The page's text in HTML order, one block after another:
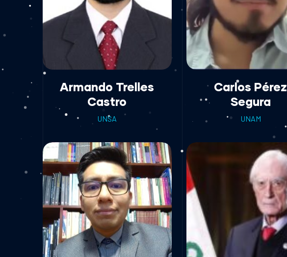
Armando Trelles
Castro
UNSA
Carlos Pérez
Segura
UNAM